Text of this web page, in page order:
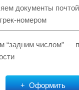
документы
номером
“задним числом” —
Оформить